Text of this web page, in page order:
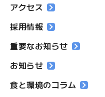
アクセス
採用情報
重要なお知らせ
お知らせ
食と環境のコラム